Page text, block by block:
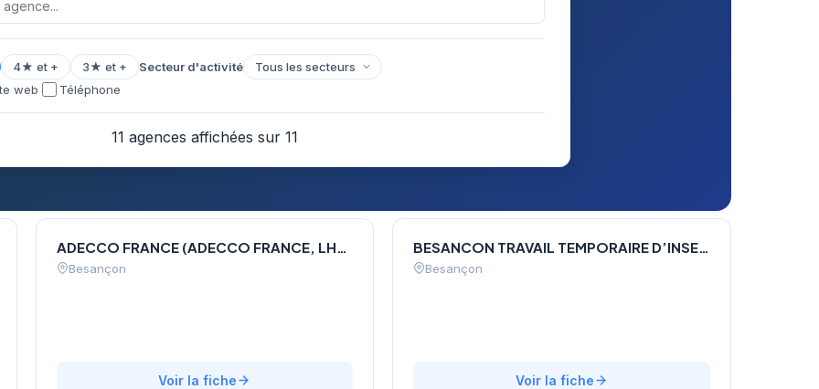
4★ et + 3★ et +
Secteur d'activité
web Téléphone
11 agences affichées sur 11
Besançon
Voir la fiche
Besançon
Voir la fiche